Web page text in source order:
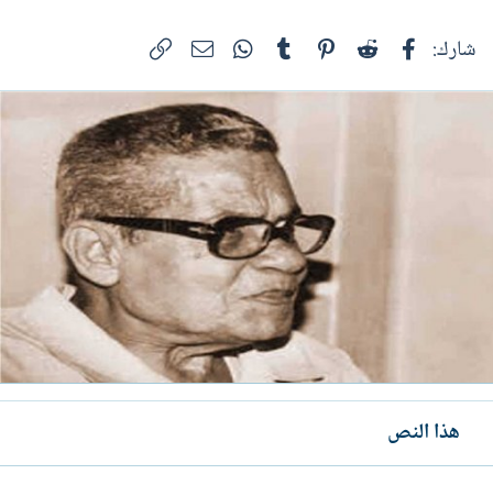
شارك: فيسبوك Reddit
Pinterest
Tumblr
WhatsAppالبريد الإلكتروني
هذا النص